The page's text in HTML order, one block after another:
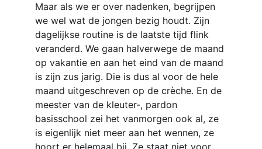
Maar als we er over nadenken, begrijpen
we wel wat de jongen bezig houdt. Zijn
dagelijkse routine is de laatste tijd flink
veranderd. We gaan halverwege de maand
op vakantie en aan het eind van de maand
is zijn zus jarig. Die is dus al voor de hele
maand uitgeschreven op de crèche. En de
meester van de kleuter-, pardon
basisschool zei het vanmorgen ook al, ze
is eigenlijk niet meer aan het wennen, ze
hoort er helemaal bij. Ze staat niet voor